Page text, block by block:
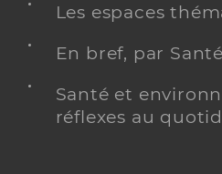
Les espaces
En bref, par
Santé et
réflexes au